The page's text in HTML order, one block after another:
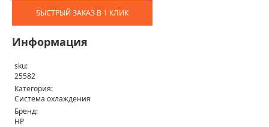
БЫСТРЫЙ ЗАКАЗ В 1 КЛИК
Информация
sku:
25582
Категория:
Система охлаждения
Бренд:
HP